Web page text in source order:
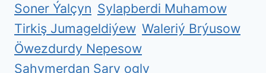
Soner Ýalçyn Sylapberdi Muhamow
Tirkiş Jumageldiýew Waleriý Brýusow
Öwezdurdy Nepesow
Şahymerdan Sary ogly